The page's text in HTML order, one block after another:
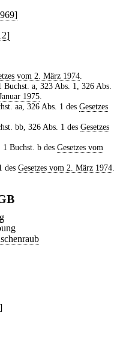
vom 2. März 1974.
a, 323 Abs. 1, 326 Abs.
1975
aa, 326 Abs. 1 des Gesetzes
bb, 326 Abs. 1 des Gesetzes
Buchst. b des Gesetzes vom
des Gesetzes vom 2. März 1974.